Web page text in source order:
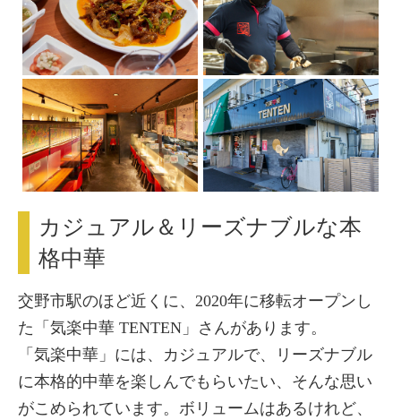
カジュアル＆リーズナブルな本
格中華
交野市駅のほど近くに、2020年に移転オープンし
た「気楽中華 TENTEN」さんがあります。
「気楽中華」には、カジュアルで、リーズナブル
に本格的中華を楽しんでもらいたい、そんな思い
がこめられています。ボリュームはあるけれど、